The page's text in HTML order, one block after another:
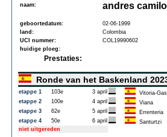
naam: andres
geboortedatum:
02-06-1999
land:
Colombia
UCI nummer:
COL19990602
huidige ploeg:
Prestaties:
Ronde van het Baskenland
etappe 1 103e 3 april
Vitoria-
etappe 2
100e 4 april
Viana
etappe 3
62e 5 april
Errenteria
etappe 4
50e 6 april
Santurtzi
niet uitgereden